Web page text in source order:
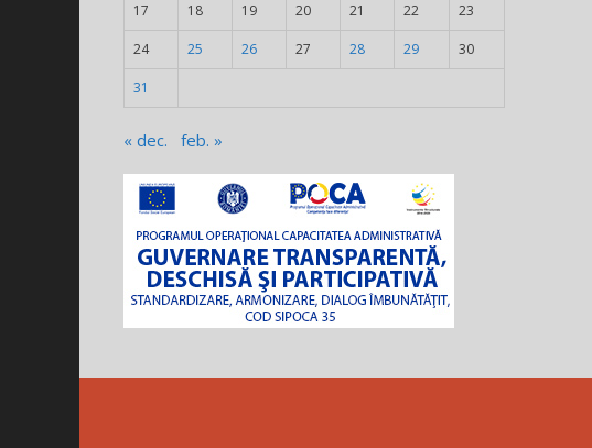
17 18 19 20 21 22 23
24 25 26 27 28 29 30
31
« dec. feb. »